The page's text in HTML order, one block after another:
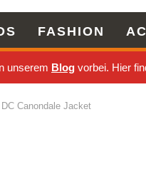
FASHION
unserem Blog vorbei. Hier
DC Canondale Jacket